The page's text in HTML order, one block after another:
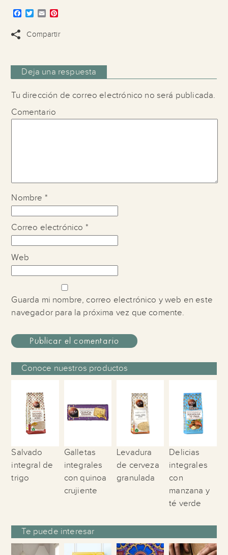
Facebook
Twitter
Email
Compartir
Deja una respuesta
Tu dirección de correo electrónico no será publicada.
Comentario
Nombre *
Correo electrónico *
Web
Guarda mi nombre, correo electrónico y web en este
navegador para la próxima vez que comente.
Conoce nuestros productos
Salvado
integral de
trigo
Galletas
integrales
con quinoa
crujiente
Levadura
de cerveza
granulada
Delicias
integrales
con
manzana y
té verde
Te puede interesar